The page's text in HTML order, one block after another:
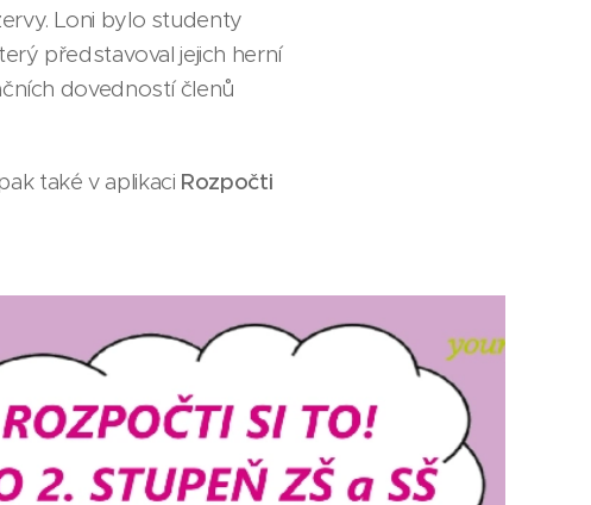
Loni bylo studenty
představoval jejich herní
dovedností členů
také v aplikaci Rozpočti